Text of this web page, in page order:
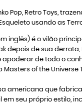
Pop, Retro Toys,
usando as
inglês) é o vilão
depois de sua
apoderar de todo o
Masters of the
americana que
em seu próprio estilo,